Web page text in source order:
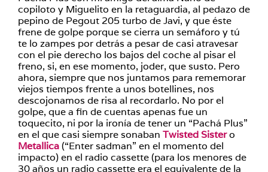
copiloto y Miguelito en la retaguardia, al pedazo de
pepino de Pegout 205 turbo de Javi, y que éste
frene de golpe porque se cierra un semáforo y tú
te lo zampes por detrás a pesar de casi atravesar
con el pie derecho los bajos del coche al pisar el
freno, si, en ese momento, joder, que susto. Pero
ahora, siempre que nos juntamos para rememorar
viejos tiempos frente a unos botellines, nos
descojonamos de risa al recordarlo. No por el
golpe, que a fin de cuentas apenas fue un
toquecito, ni por la ironía de tener un “Pachá Plus”
en el que casi siempre sonaban Twisted Sistero
Metallica(“Enter sadman” en el momento del
impacto) en el radio cassette (para los menores de
30 años un radio cassette era el equivalente de la